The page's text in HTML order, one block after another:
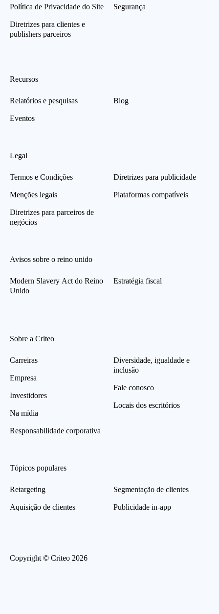
Política de Privacidade do Site
Diretrizes para clientes e
publishers parceiros
Segurança
Recursos
Relatórios e pesquisas
Eventos
Blog
Legal
Termos e Condições
Menções legais
Diretrizes para parceiros de
negócios
Diretrizes para publicidade
Plataformas compatíveis
Avisos sobre o reino unido
Modern Slavery Act do Reino
Unido
Estratégia fiscal
Sobre a Criteo
Carreiras
Empresa
Investidores
Na mídia
Responsabilidade corporativa
Diversidade, igualdade e
inclusão
Fale conosco
Locais dos escritórios
Tópicos populares
Retargeting
Aquisição de clientes
Segmentação de clientes
Publicidade in-app
Copyright © Criteo 2026